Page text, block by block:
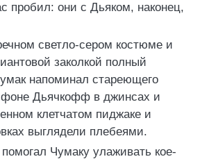
пробил: они с Дьяком, наконец,
светло-сером костюме и
заколкой полный
напоминал стареющего
фоне Дьячкофф в джинсах и
клетчатом пиджаке и
выглядели плебеями.
Чумаку улаживать кое-